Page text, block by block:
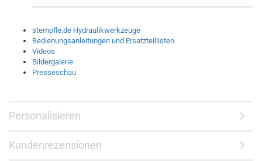
stempfle.de Hydraulikwerkzeuge
Bedienungsanleitungen und Ersatzteillisten
Videos
Bildergalerie
Presseschau
Personalisieren
Kundenrezensionen